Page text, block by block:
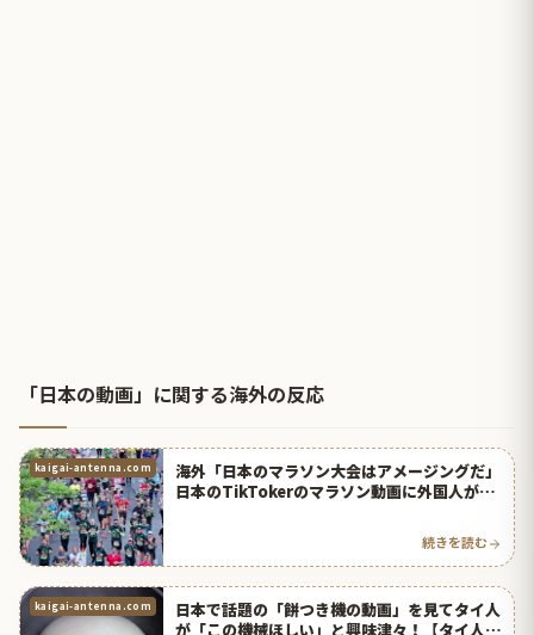
「日本の動画」に関する海外の反応
kaigai-antenna.com
海外「日本のマラソン大会はアメージングだ」
日本のTikTokerのマラソン動画に外国人がビ
続きを読む
kaigai-antenna.com
日本で話題の「餅つき機の動画」を見てタイ人
が「この機械ほしい」と興味津々！【タイ人の